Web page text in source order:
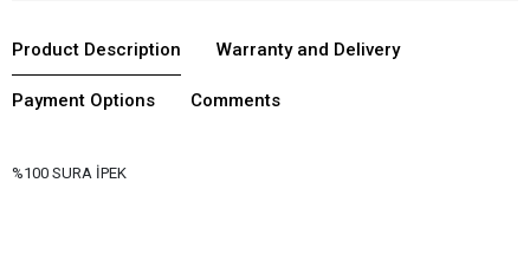
Product Description Warranty and Delivery
Payment Options Comments
%100 SURA İPEK